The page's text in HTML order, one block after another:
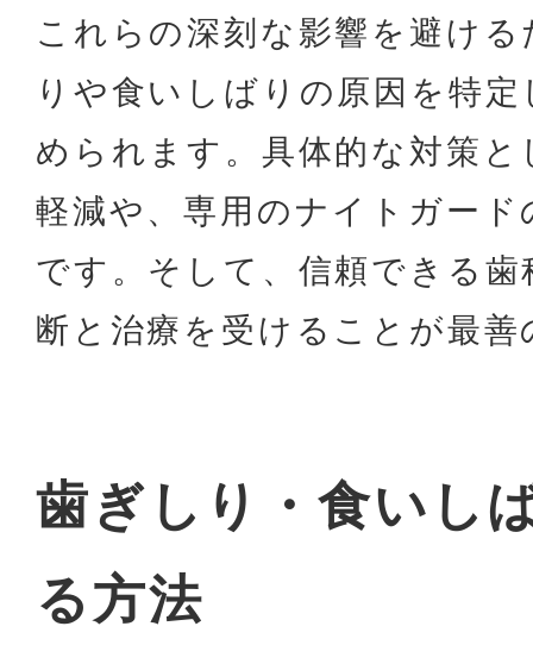
これらの深刻な影響を避け
りや食いしばりの原因を特
められます。具体的な対策
軽減や、専用のナイトガー
です。そして、信頼できる
断と治療を受けることが最
歯ぎしり・食いし
る方法